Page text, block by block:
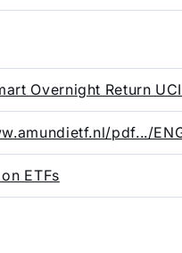
Overnight Return
pdf.../
ETFs